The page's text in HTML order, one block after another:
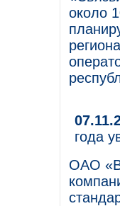
около
года
ОАО